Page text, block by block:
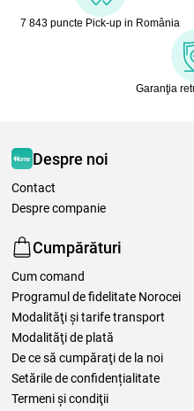
7 843 puncte Pick-up in România
Garanţia
Despre noi
Contact
Despre companie
Cumpărături
Cum comand
Programul de fidelitate Norocei
Modalităţi şi tarife transport
Modalităţi de plată
De ce să cumpăraţi de la noi
Setările de confidențialitate
Termeni şi condiţii